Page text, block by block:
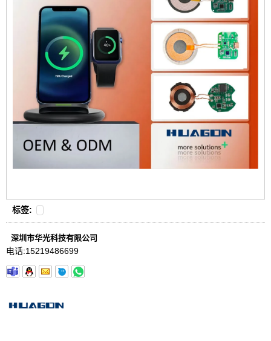
标签:
深圳市华光科技有限公司
电话:15219486699